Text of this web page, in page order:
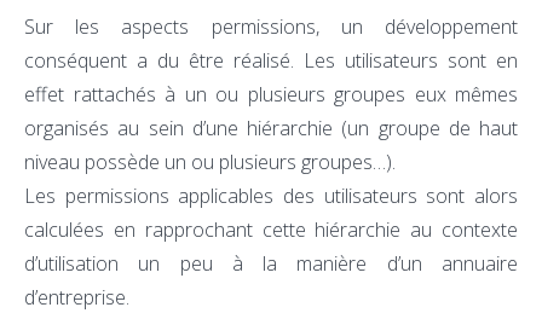
Sur les aspects permissions, un développement
conséquent a du être réalisé. Les utilisateurs sont en
effet rattachés à un ou plusieurs groupes eux mêmes
organisés au sein d’une hiérarchie (un groupe de haut
niveau possède un ou plusieurs groupes…).
Les permissions applicables des utilisateurs sont alors
calculées en rapprochant cette hiérarchie au contexte
d’utilisation un peu à la manière d’un annuaire
d’entreprise.